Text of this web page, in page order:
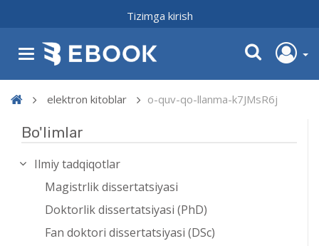
Tizimga kirish
elektron kitoblar o-quv-qo-llanma-k7JMsR6j
Bo'limlar
Ilmiy tadqiqotlar
Magistrlik dissertatsiyasi
Doktorlik dissertatsiyasi (PhD)
Fan doktori dissertatsiyasi (DSc)